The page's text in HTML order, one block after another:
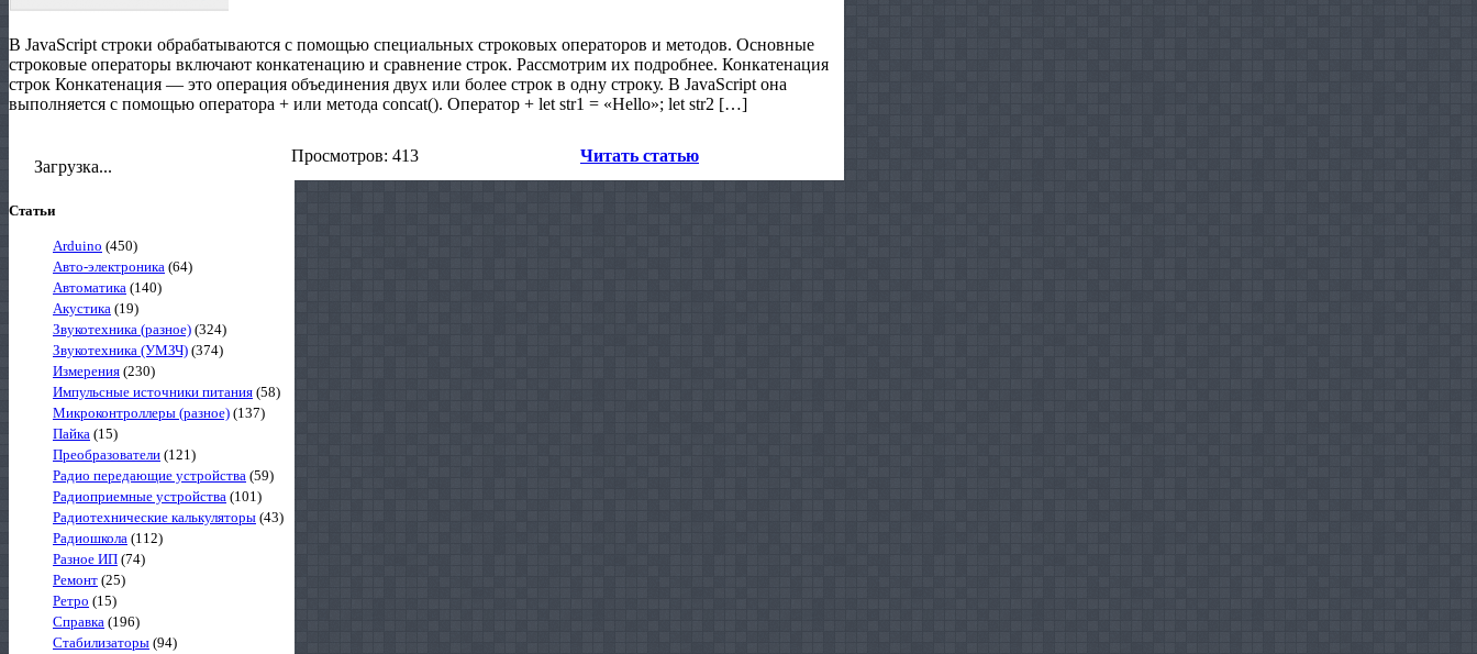
В JavaScript строки обрабатываются с помощью специальных строковых операторов и методов. Основные
строковые операторы включают конкатенацию и сравнение строк. Рассмотрим их подробнее. Конкатенация
строк Конкатенация — это операция объединения двух или более строк в одну строку. В JavaScript она
выполняется с помощью оператора + или метода concat(). Оператор + let str1 = «Hello»; let str2 […]
Загрузка...
Просмотров: 413 Читать статью
Статьи
Arduino (450)
Авто-электроника (64)
Автоматика (140)
Акустика (19)
Звукотехника (разное) (324)
Звукотехника (УМЗЧ) (374)
Измерения (230)
Импульсные источники питания (58)
Микроконтроллеры (разное) (137)
Пайка (15)
Преобразователи (121)
Радио передающие устройства (59)
Радиоприемные устройства (101)
Радиотехнические калькуляторы (43)
Радиошкола (112)
Разное ИП (74)
Ремонт (25)
Ретро (15)
Справка (196)
Стабилизаторы (94)